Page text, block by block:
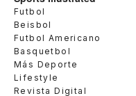
Futbol
Beisbol
Futbol Americano
Basquetbol
Más Deporte
Lifestyle
Revista Digital